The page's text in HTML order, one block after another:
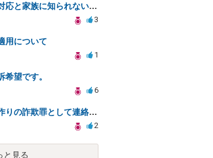
書類送検後の対応と家族に知られないための手続きについて相談
3
用について
1
希望です。
6
警察から口座作りの詐欺罪として連絡が来ました。
2
と見る